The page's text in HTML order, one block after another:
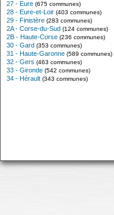
27 - Eure (675 communes)
28 - Eure-et-Loir (403 communes)
29 - Finistère (283 communes)
2A - Corse-du-Sud (124 communes)
2B - Haute-Corse (236 communes)
30 - Gard (353 communes)
31 - Haute-Garonne (589 communes)
32 - Gers (463 communes)
33 - Gironde (542 communes)
34 - Hérault (343 communes)